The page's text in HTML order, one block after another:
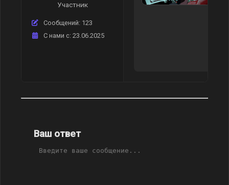
Участник
Сообщений: 123
C нами с: 23.06.2025
Ваш ответ